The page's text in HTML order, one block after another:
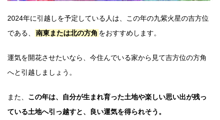
2024年に引越しを予定している人は、この年の九紫火星の吉方位
である、
南東または北の方角 をおすすめします。
運気を開花させたいなら、今住んでいる家から見て吉方位の方角
へと引越しましょう。
また、 この年は、自分が生まれ育った土地や楽しい思い出が残っ
ている土地へ引っ越すと、良い運気を得られそう。